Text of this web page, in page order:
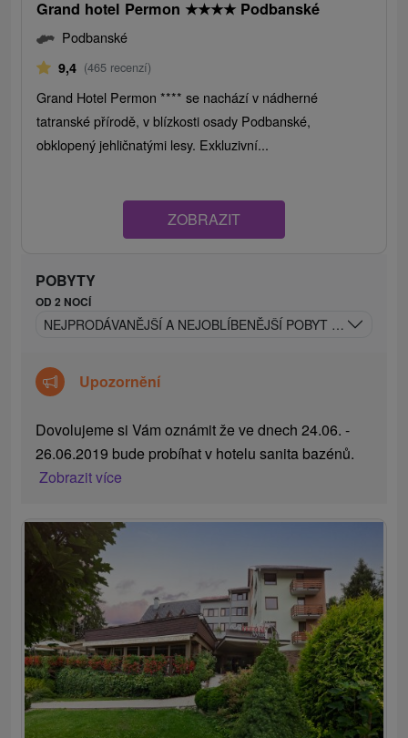
Grand hotel Permon ★★★★ Podbanské
Podbanské
9,4 (465 recenzí)
Grand Hotel Permon **** se nachází v nádherné
tatranské přírodě, v blízkosti osady Podbanské,
obklopený jehličnatými lesy. Exkluzivní...
ZOBRAZIT
POBYTY
OD 2 NOCÍ
NEJPRODÁVANĚJŠÍ A NEJOBLÍBENĚJŠÍ POBYT S
Upozornění
Dovolujeme si Vám oznámit že ve dnech 24.06. -
26.06.2019 bude probíhat v hotelu sanita bazénů.
Zobrazit více